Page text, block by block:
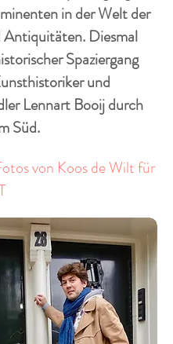
in der Welt der
Antiquitäten. Diesmal
Spaziergang
und
Lennart Booij durch
Süd.
von Koos de Wilt für